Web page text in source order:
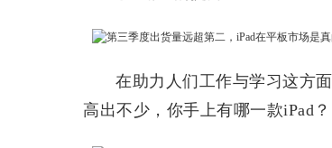
在助力人们工作与学习这方
高出不少，你手上有哪一款iPad？